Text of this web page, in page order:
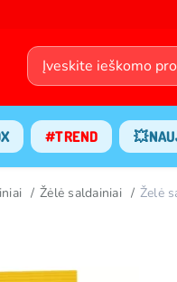
#TREND
Žėlė saldainiai Želė